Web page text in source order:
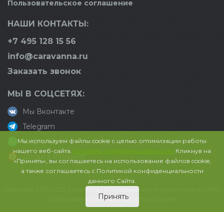
Пользовательское соглашение
НАШИ КОНТАКТЫ:
+7 495 128 15 56
info@caravanna.ru
Заказать звонок
МЫ В СОЦСЕТЯХ:
Мы Вконтакте
Telegram
WhatsApp
Доска в Pinterest
Copyright 2015-2025 Caravanna | ИП Черныш Анна Анатольевна | ИНН:
231132540680 | ОГРНИП: 322237500006674
Мы используем файлы cookie с целью оптимизации работы
нашего веб-сайта.Политика конфиденциальности Кликнув на
«Принять», вы соглашаетесь на использование файлов cookie,
а также соглашаетесь с Политикой конфиденциальности
данного Сайта.
Принять